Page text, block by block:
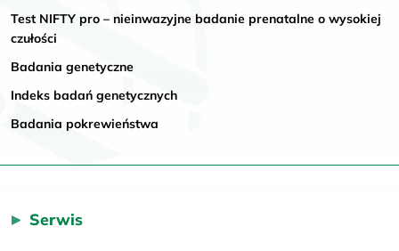
Test NIFTY pro – nieinwazyjne badanie prenatalne o wysokiej
czułości
Badania genetyczne
Indeks badań genetycznych
Badania pokrewieństwa
Serwis